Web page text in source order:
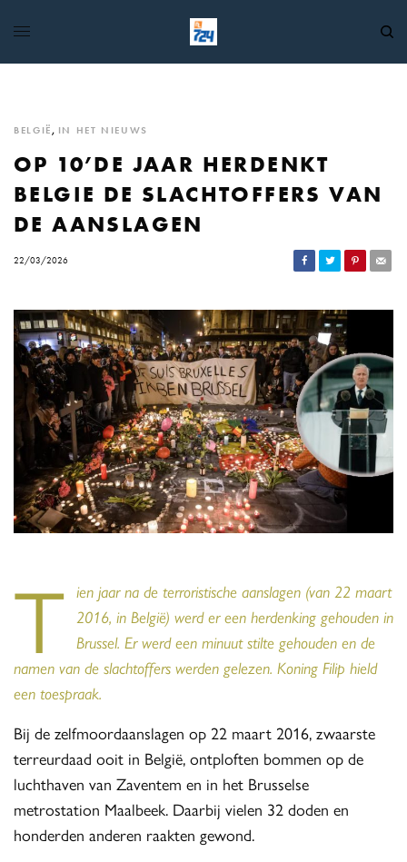
BELGIË , IN HET NIEUWS
OP 10’DE JAAR HERDENKT
BELGIE DE SLACHTOFFERS VAN
DE AANSLAGEN
22/03/2026
T ien jaar na de terroristische aanslagen (van 22 maart
2016, in België) werd er een herdenking gehouden in
Brussel. Er werd een minuut stilte gehouden en de
namen van de slachtoffers werden gelezen. Koning Filip hield
een toespraak.
Bij de zelfmoordaanslagen op 22 maart 2016, zwaarste
terreurdaad ooit in België, ontploften bommen op de
luchthaven van Zaventem en in het Brusselse
metrostation Maalbeek. Daarbij vielen 32 doden en
honderden anderen raakten gewond.